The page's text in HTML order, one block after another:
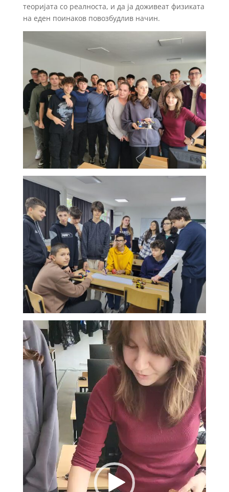
теоријата со реалноста, и да ја доживеат физиката
на еден поинаков повозбудлив начин.
Lojtës
Videosh